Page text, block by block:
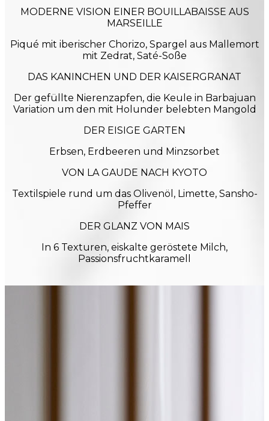
MODERNE VISION EINER BOUILLABAISSE AUS
MARSEILLE
Piqué mit iberischer Chorizo, Spargel aus Mallemort
mit Zedrat, Saté-Soße
DAS KANINCHEN UND DER KAISERGRANAT
Der gefüllte Nierenzapfen, die Keule in Barbajuan
Variation um den mit Holunder belebten Mangold
DER EISIGE GARTEN
Erbsen, Erdbeeren und Minzsorbet
VON LA GAUDE NACH KYOTO
Textilspiele rund um das Olivenöl, Limette, Sansho-
Pfeffer
DER GLANZ VON MAIS
In 6 Texturen, eiskalte geröstete Milch,
Passionsfruchtkaramell